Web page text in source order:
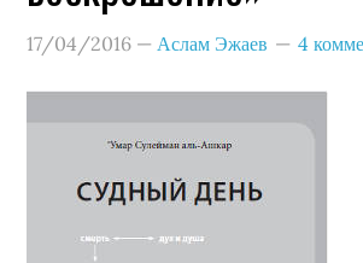
17/04/2016 —Аслам Эжаев 4